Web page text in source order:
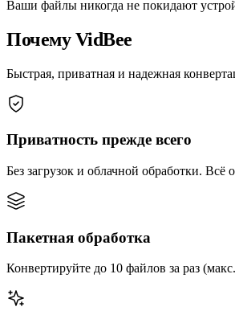
Ваши файлы никогда не покидают
Почему VidBee
Быстрая, приватная и надежная
Приватность прежде всего
Без загрузок и облачной обработки. Всё
Пакетная обработка
Конвертируйте до 10 файлов за раз